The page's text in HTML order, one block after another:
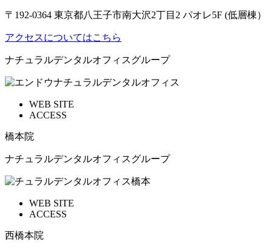
〒192-0364 東京都八王子市南大沢2丁目2 パオレ5F (低層棟）
アクセスについてはこちら
ナチュラルデンタルオフィスグループ
WEB SITE
ACCESS
橋本院
ナチュラルデンタルオフィスグループ
WEB SITE
ACCESS
西橋本院